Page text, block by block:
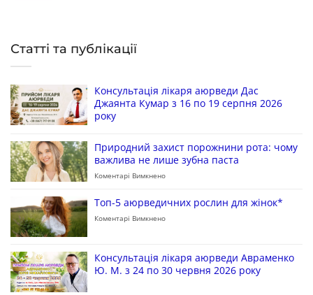
Статті та публікації
Консультація лікаря аюрведи Дас
Джаянта Кумар з 16 по 19 серпня 2026
року
Природний захист порожнини рота: чому
важлива не лише зубна паста
Коментарі Вимкнено
Топ-5 аюрведичних рослин для жінок*
Коментарі Вимкнено
Консультація лікаря аюрведи Авраменко
Ю. М. з 24 по 30 червня 2026 року